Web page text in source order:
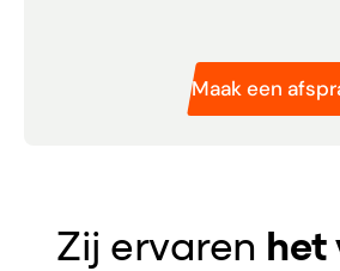
Maak een
Zij ervaren het